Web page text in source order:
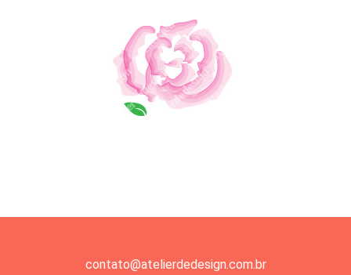
contato@atelierdedesign.com.br